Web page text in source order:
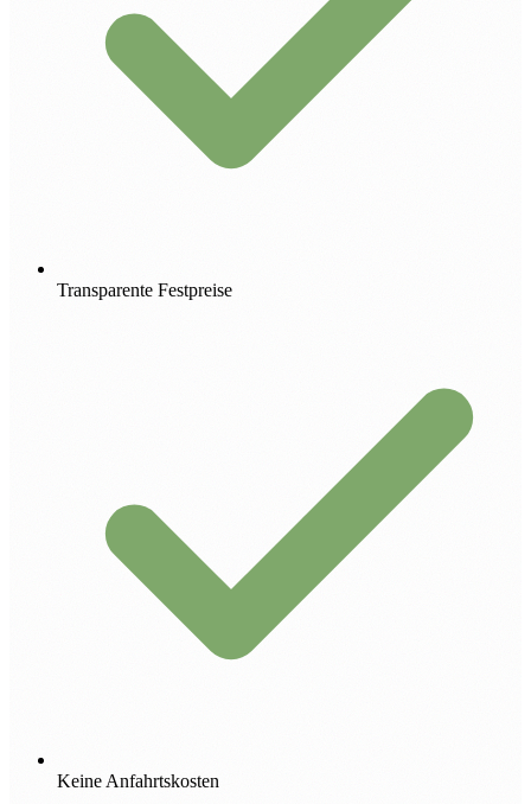
Transparente Festpreise
Keine Anfahrtskosten